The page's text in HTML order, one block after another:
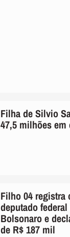
Filha de Silvio
47,5 milhões em
Filho 04 registra
deputado
Bolsonaro e
de R$ 187 mil